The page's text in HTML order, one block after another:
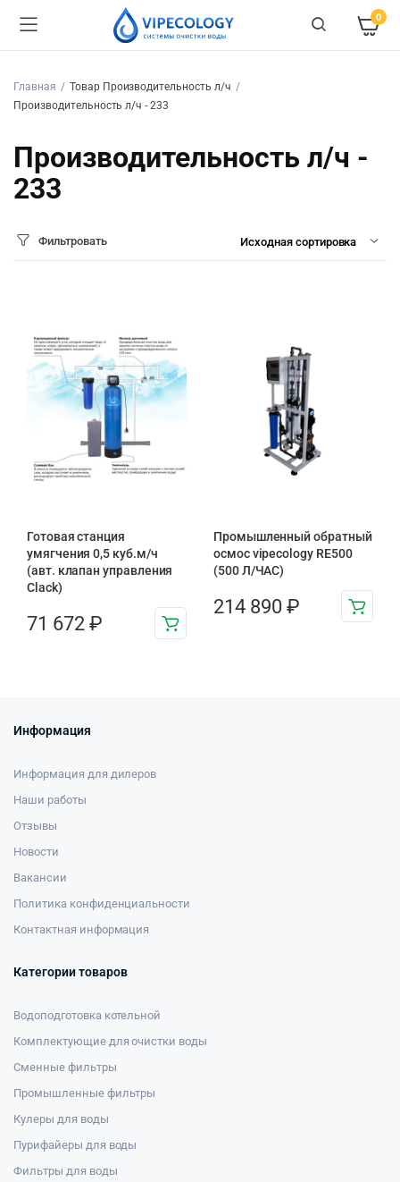
0
Главная
Товар Производительность л/ч
Производительность л/ч - 233
Производительность л/ч -
233
Фильтровать
Готовая станция
умягчения 0,5 куб.м/ч
(авт. клапан управления
Clack)
71 672 ₽
Промышленный обратный
осмос vipecology RE500
(500 Л/ЧАС)
214 890 ₽
Информация
Информация для дилеров
Наши работы
Отзывы
Новости
Вакансии
Политика конфиденциальности
Контактная информация
Категории товаров
Водоподготовка котельной
Комплектующие для очистки воды
Сменные фильтры
Промышленные фильтры
Кулеры для воды
Пурифайеры для воды
Фильтры для воды